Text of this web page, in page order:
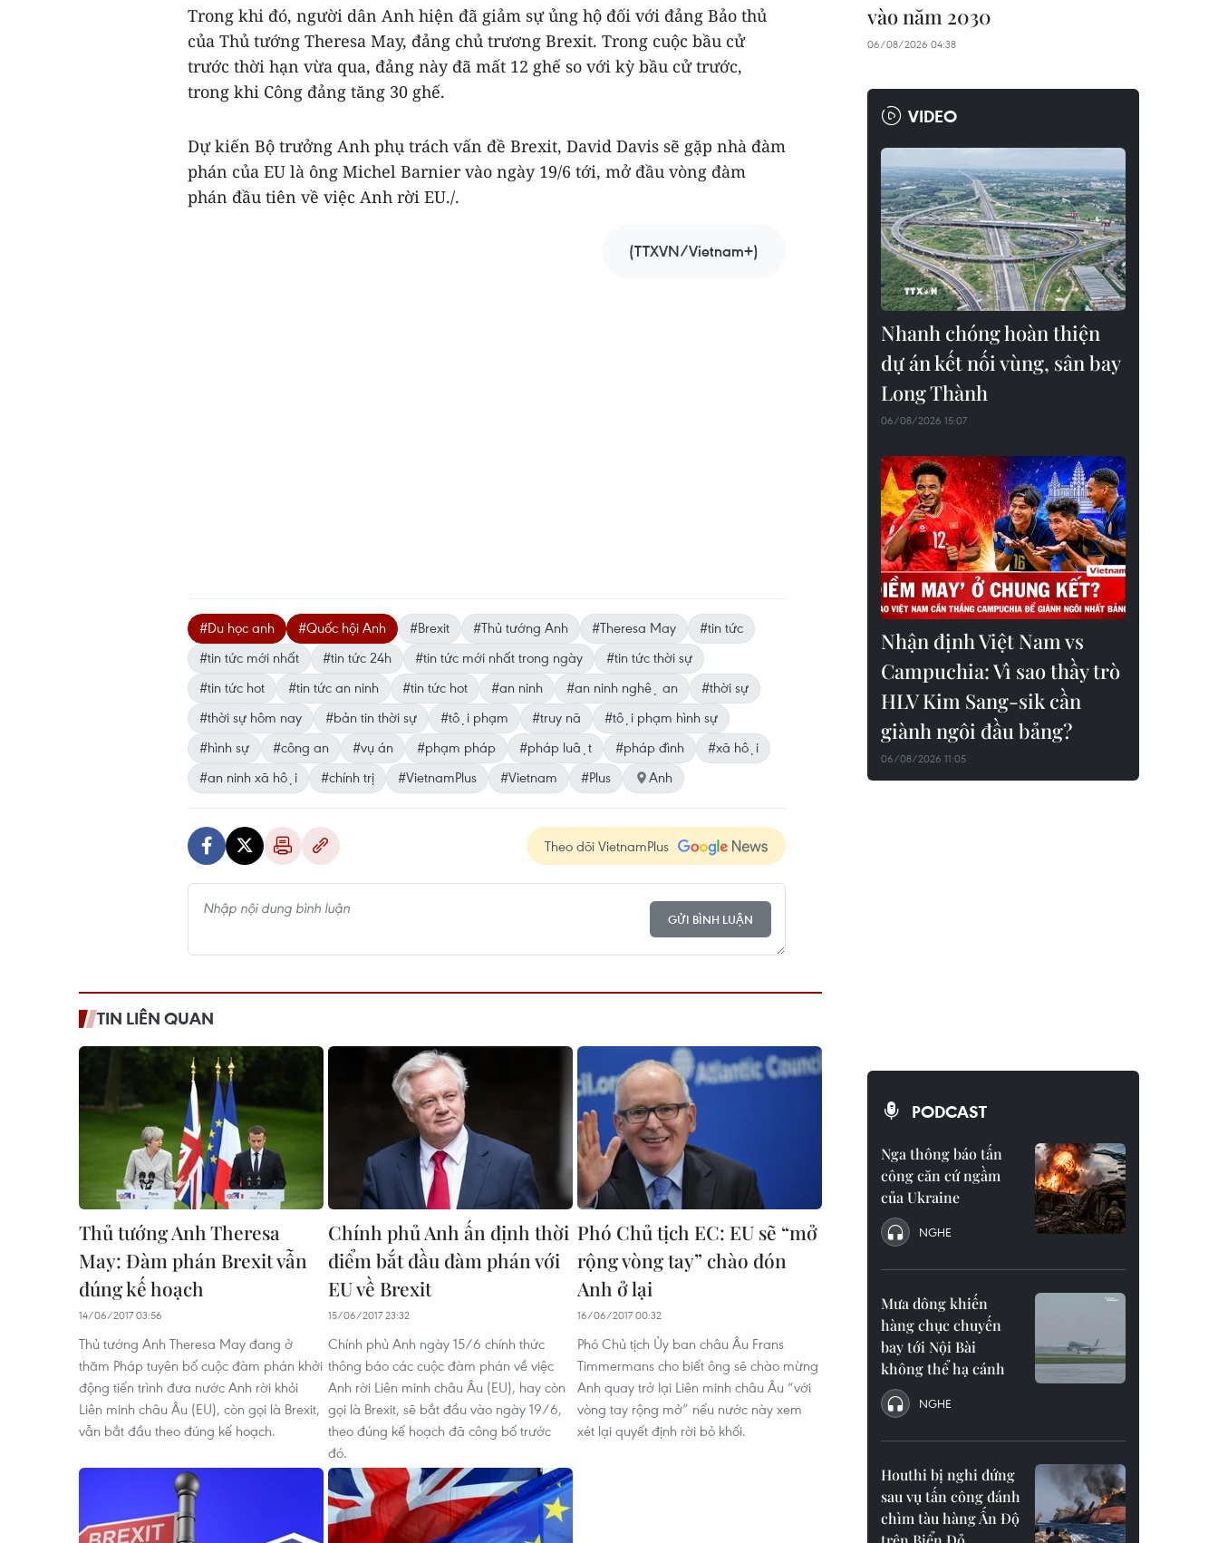
Trong khi đó, người dân Anh hiện đã giảm sự ủng hộ đối với đảng Bảo thủ
của Thủ tướng Theresa May, đảng chủ trương Brexit. Trong cuộc bầu cử
trước thời hạn vừa qua, đảng này đã mất 12 ghế so với kỳ bầu cử trước,
trong khi Công đảng tăng 30 ghế.
Dự kiến Bộ trưởng Anh phụ trách vấn đề Brexit, David Davis sẽ gặp nhà đàm
phán của EU là ông Michel Barnier vào ngày 19/6 tới, mở đầu vòng đàm
phán đầu tiên về việc Anh rời EU./.
(TTXVN/Vietnam+)
#Du học anh #Quốc hội Anh #Brexit #Thủ tướng Anh #Theresa May
#tin tức
#tin tức mới nhất
#tin tức 24h #tin tức mới nhất trong ngày
#tin tức thời sự
#tin tức hot
#tin tức an ninh #tin tức hot #an ninh #an ninh nghệ an
#thời sự
#thời sự hôm nay
#bản tin thời sự #tội phạm #truy nã
#tội phạm hình sự
#hình sự
#công an #vụ án #phạm pháp #pháp luật #pháp đình
#xã hội
#an ninh xã hội
#chính trị #VietnamPlus #Vietnam #Plus Anh
Theo dõi VietnamPlus
GỬI BÌNH LUẬN
TIN LIÊN QUAN
Thủ tướng Anh Theresa
May: Đàm phán Brexit vẫn
đúng kế hoạch
14/06/2017 03:56
Thủ tướng Anh Theresa May đang ở
thăm Pháp tuyên bố cuộc đàm phán khởi
động tiến trình đưa nước Anh rời khỏi
Liên minh châu Âu (EU), còn gọi là Brexit,
vẫn bắt đầu theo đúng kế hoạch.
Chính phủ Anh ấn định thời
điểm bắt đầu đàm phán với
EU về Brexit
15/06/2017 23:32
Chính phủ Anh ngày 15/6 chính thức
thông báo các cuộc đàm phán về việc
Anh rời Liên minh châu Âu (EU), hay còn
gọi là Brexit, sẽ bắt đầu vào ngày 19/6,
theo đúng kế hoạch đã công bố trước
đó.
Phó Chủ tịch EC: EU sẽ “mở
rộng vòng tay” chào đón
Anh ở lại
16/06/2017 00:32
Phó Chủ tịch Ủy ban châu Âu Frans
Timmermans cho biết ông sẽ chào mừng
Anh quay trở lại Liên minh châu Âu “với
vòng tay rộng mở” nếu nước này xem
xét lại quyết định rời bỏ khối.
vào năm 2030
06/08/2026 04:38
VIDEO
Nhanh chóng hoàn thiện
dự án kết nối vùng, sân bay
Long Thành
06/08/2026 15:07
Nhận định Việt Nam vs
Campuchia: Vì sao thầy trò
HLV Kim Sang-sik cần
giành ngôi đầu bảng?
06/08/2026 11:05
PODCAST
Nga thông báo tấn
công căn cứ ngầm
của Ukraine
NGHE
Mưa dông khiến
hàng chục chuyến
bay tới Nội Bài
không thể hạ cánh
NGHE
Houthi bị nghi đứng
sau vụ tấn công đánh
chìm tàu hàng Ấn Độ